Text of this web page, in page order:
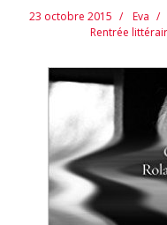
23 octobre 2015 Eva
Rentrée